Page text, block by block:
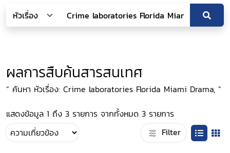
ผลการสืบค้นสารสนเทศ
“ ค้นหา หัวเรื่อง: Crime laboratories Florida Miami Drama, ”
แสดงข้อมูล 1 ถึง 3 รายการ จากทั้งหมด 3 รายการ
Filter